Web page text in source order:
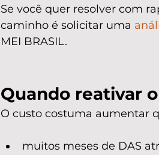
Se você quer resolver com
caminho é solicitar uma
MEI BRASIL.
Quando reativar
O custo costuma aumentar
muitos meses de DAS